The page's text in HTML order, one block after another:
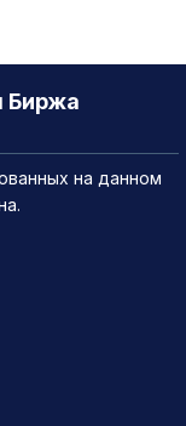
Биржа
на данном